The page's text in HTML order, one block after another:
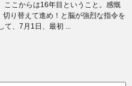
ここからは16年目ということ。感慨
切り替えて進め！と脳が強烈な指令を
て、7月1日、最初 ...